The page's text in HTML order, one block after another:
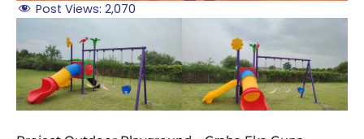
Post Views: 2,070